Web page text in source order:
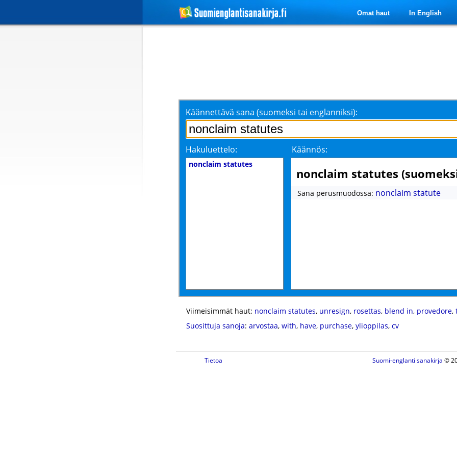
Omat haut In English
Käännettävä sana (suomeksi tai englanniksi):
Hakuluettelo: Käännös:
nonclaim statutes
nonclaim statutes
Sana perusmuodossa: nonclaim statute
Viimeisimmät haut: nonclaim statutes, unresign, rosettas, blend in, provedore,
Suosittuja sanoja: arvostaa, with, have, purchase, ylioppilas, cv
Tietoa Suomi-englanti sanakirja ©